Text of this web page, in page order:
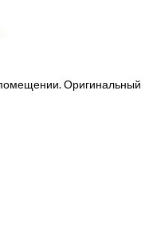
Оригинальный